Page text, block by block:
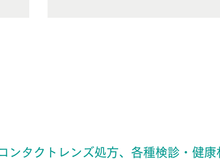
ンタクトレンズ処方、各種検診・健康